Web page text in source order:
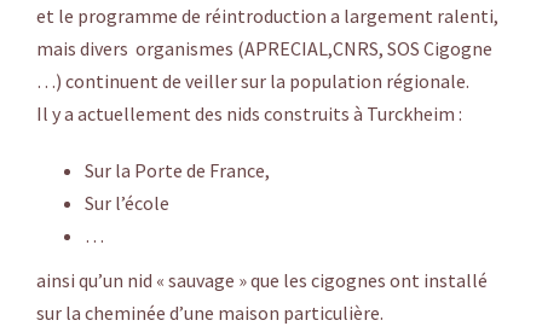
et le programme de réintroduction a largement ralenti,
mais divers organismes (APRECIAL,CNRS, SOS Cigogne
…) continuent de veiller sur la population régionale.
Il y a actuellement des nids construits à Turckheim :
Sur la Porte de France,
Sur l’école
…
ainsi qu’un nid « sauvage » que les cigognes ont installé
sur la cheminée d’une maison particulière.